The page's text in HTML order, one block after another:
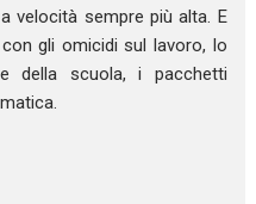
velocità sempre più alta. E
gli omicidi sul lavoro, lo
della scuola, i pacchetti